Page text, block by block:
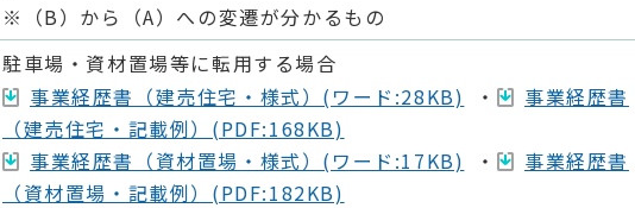
※（B）から（A）への変遷が分かるもの
駐車場・資材置場等に転用する場合
事業経歴書（建売住宅・様式）(ワード:28KB)
・
事業経歴書
（建売住宅・記載例）(PDF:168KB)
事業経歴書（資材置場・様式）(ワード:17KB)
・
事業経歴書
（資材置場・記載例）(PDF:182KB)